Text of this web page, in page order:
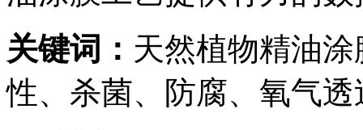
关键词： 天然植物精油
性、杀菌、防腐、氧气